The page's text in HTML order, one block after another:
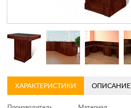
Заказ каталога
Контакты
ХАРАКТЕРИСТИКИ ОПИСАНИЕ